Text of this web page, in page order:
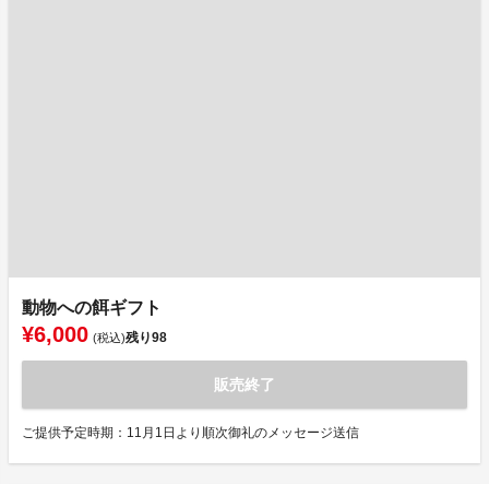
動物への餌ギフト
¥6,000 (税込)残り98
販売終了
ご提供予定時期：11月1日より順次御礼のメッセージ送信